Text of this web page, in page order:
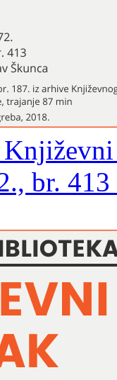
br.